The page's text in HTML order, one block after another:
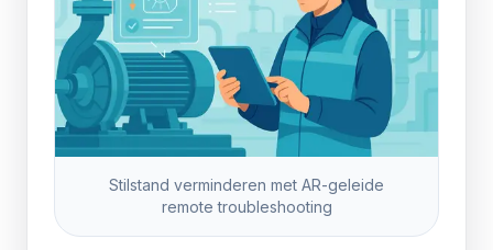
Stilstand verminderen met AR-geleide
remote troubleshooting